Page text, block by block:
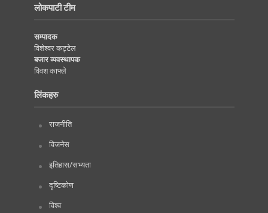
लोकपाटी टीम
सम्पादक
विशेश्वर कट्टेल
बजार व्यवस्थापक
विवश काफ्ले
लिंकहरु
राजनीति
विजनेस
इतिहास/सभ्यता
दृष्टिकोण
विश्व